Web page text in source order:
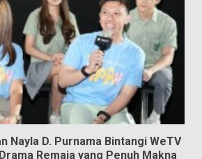
Nayla D. Purnama Bintangi WeTV
Remaja yang Penuh Makna